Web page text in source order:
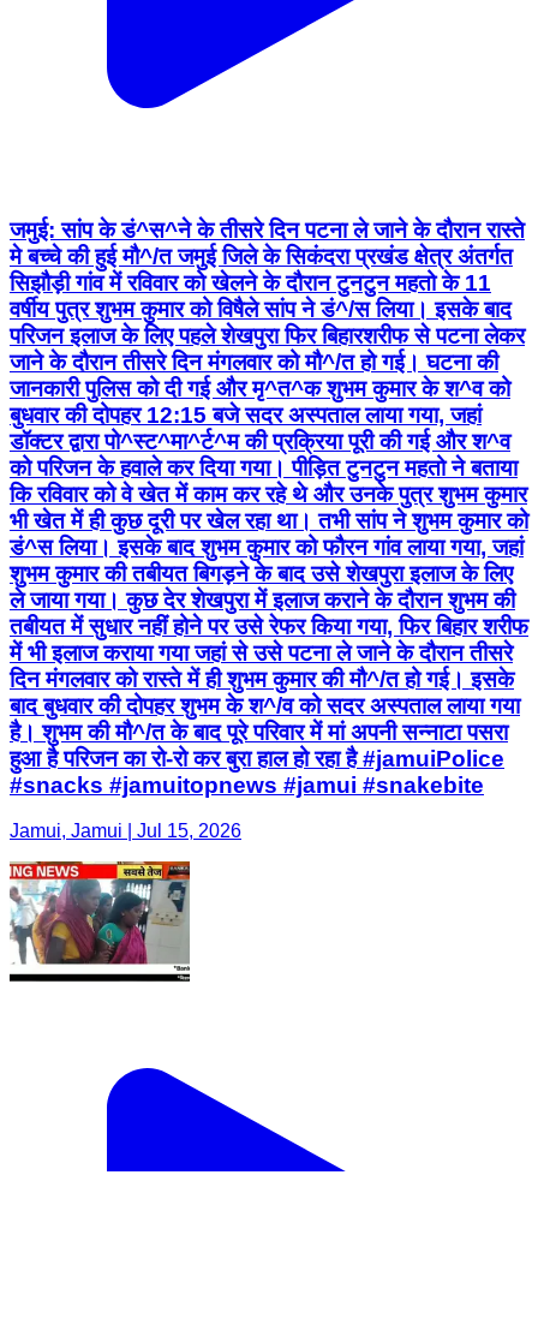
जमुई: सांप के डं^स^ने के तीसरे दिन पटना ले जाने के दौरान रास्ते
मे बच्चे की हुई मौ^/त जमुई जिले के सिकंदरा प्रखंड क्षेत्र अंतर्गत
सिझौड़ी गांव में रविवार को खेलने के दौरान टुनटुन महतो के 11
वर्षीय पुत्र शुभम कुमार को विषैले सांप ने डं^/स लिया। इसके बाद
परिजन इलाज के लिए पहले शेखपुरा फिर बिहारशरीफ से पटना लेकर
जाने के दौरान तीसरे दिन मंगलवार को मौ^/त हो गई। घटना की
जानकारी पुलिस को दी गई और मृ^त^क शुभम कुमार के श^व को
बुधवार की दोपहर 12:15 बजे सदर अस्पताल लाया गया, जहां
डॉक्टर द्वारा पो^स्ट^मा^र्ट^म की प्रक्रिया पूरी की गई और श^व
को परिजन के हवाले कर दिया गया। पीड़ित टुनटुन महतो ने बताया
कि रविवार को वे खेत में काम कर रहे थे और उनके पुत्र शुभम कुमार
भी खेत में ही कुछ दूरी पर खेल रहा था। तभी सांप ने शुभम कुमार को
डं^स लिया। इसके बाद शुभम कुमार को फौरन गांव लाया गया, जहां
शुभम कुमार की तबीयत बिगड़ने के बाद उसे शेखपुरा इलाज के लिए
ले जाया गया। कुछ देर शेखपुरा में इलाज कराने के दौरान शुभम की
तबीयत में सुधार नहीं होने पर उसे रेफर किया गया, फिर बिहार शरीफ
में भी इलाज कराया गया जहां से उसे पटना ले जाने के दौरान तीसरे
दिन मंगलवार को रास्ते में ही शुभम कुमार की मौ^/त हो गई। इसके
बाद बुधवार की दोपहर शुभम के श^/व को सदर अस्पताल लाया गया
है। शुभम की मौ^/त के बाद पूरे परिवार में मां अपनी सन्नाटा पसरा
हुआ है परिजन का रो-रो कर बुरा हाल हो रहा है #jamuiPolice
#snacks #jamuitopnews #jamui #snakebite
Jamui, Jamui | Jul 15, 2026